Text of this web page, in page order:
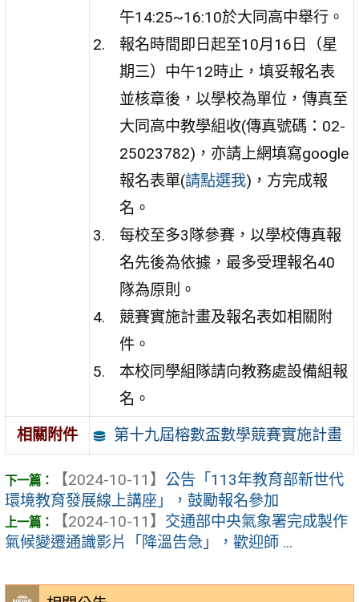
午14:25~16:10於大同高中舉行。
報名時間即日起至10月16日（星
期三）中午12時止，填妥報名表
並核章後，以學校為單位，傳真至
大同高中教學組收(傳真號碼：02-
25023782)，亦請上網填寫google
報名表單(請點選我)，方完成報
名。
每校至多3隊參賽，以學校傳真報
名先後為依據，最多受理報名40
隊為原則。
競賽實施計畫及報名表如相關附
件。
本校同學組隊請向教務處設備組報
名。
相關附件
第十九屆榕數盃數學競賽實施計畫
【2024-10-11】 公告「113年教育部新世代
環境教育發展線上講座」，鼓勵報名參加
【2024-10-11】 交通部中央氣象署完成製作
氣候變遷通識影片「降溫告急」，歡迎師 ...